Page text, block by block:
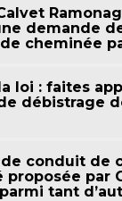
demande
cheminée
loi : faites
débistrage
conduit de
proposée par
tant